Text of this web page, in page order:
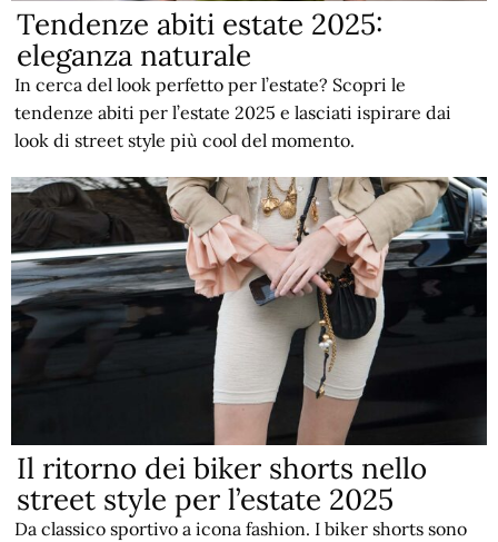
Tendenze abiti estate 2025:
eleganza naturale
In cerca del look perfetto per l’estate? Scopri le
tendenze abiti per l’estate 2025 e lasciati ispirare dai
look di street style più cool del momento.
Il ritorno dei biker shorts nello
street style per l’estate 2025
Da classico sportivo a icona fashion. I biker shorts sono